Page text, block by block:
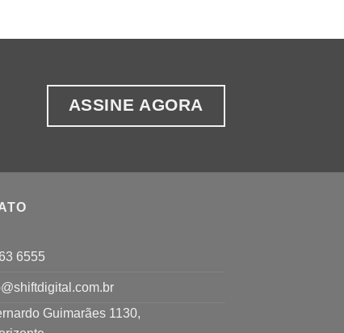
ASSINE AGORA
6555
Guimarães 1130,